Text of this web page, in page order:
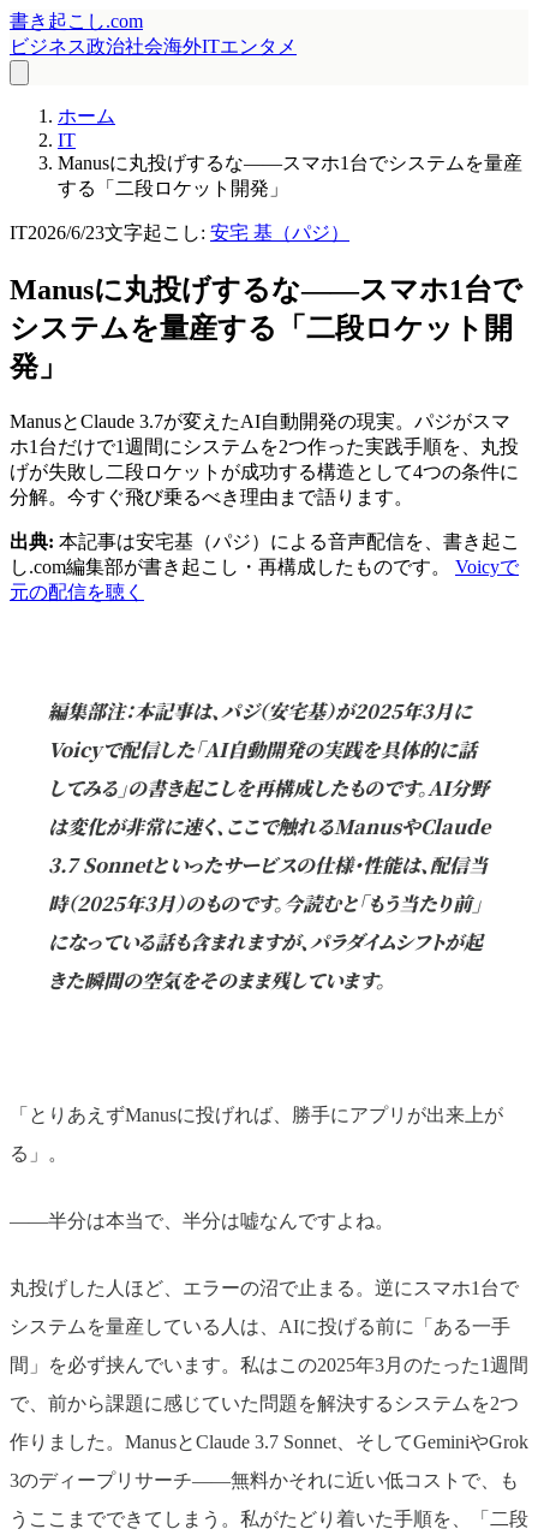
書き起こし.com
ビジネス政治社会海外ITエンタメ
ホーム
IT
Manusに丸投げするな——スマホ1台でシステムを量産
する「二段ロケット開発」
IT2026/6/23文字起こし: 安宅 基（パジ）
Manusに丸投げするな——スマホ1台で
システムを量産する「二段ロケット開
発」
ManusとClaude 3.7が変えたAI自動開発の現実。パジがスマ
ホ1台だけで1週間にシステムを2つ作った実践手順を、丸投
げが失敗し二段ロケットが成功する構造として4つの条件に
分解。今すぐ飛び乗るべき理由まで語ります。
出典: 本記事は安宅基（パジ）による音声配信を、書き起こ
し.com編集部が書き起こし・再構成したものです。
Voicyで
元の配信を聴く
編集部注：本記事は、パジ（安宅基）が2025年3月に
Voicyで配信した「AI自動開発の実践を具体的に話
してみる」の書き起こしを再構成したものです。AI分野
は変化が非常に速く、ここで触れるManusやClaude
3.7 Sonnetといったサービスの仕様・性能は、配信当
時（2025年3月）のものです。今読むと「もう当たり前」
になっている話も含まれますが、パラダイムシフトが起
きた瞬間の空気をそのまま残しています。
「とりあえずManusに投げれば、勝手にアプリが出来上が
る」。
——半分は本当で、半分は嘘なんですよね。
丸投げした人ほど、エラーの沼で止まる。逆にスマホ1台で
システムを量産している人は、AIに投げる前に「ある一手
間」を必ず挟んでいます。私はこの2025年3月のたった1週間
で、前から課題に感じていた問題を解決するシステムを2つ
作りました。ManusとClaude 3.7 Sonnet、そしてGeminiやGrok
3のディープリサーチ——無料かそれに近い低コストで、も
うここまでできてしまう。私がたどり着いた手順を、「二段